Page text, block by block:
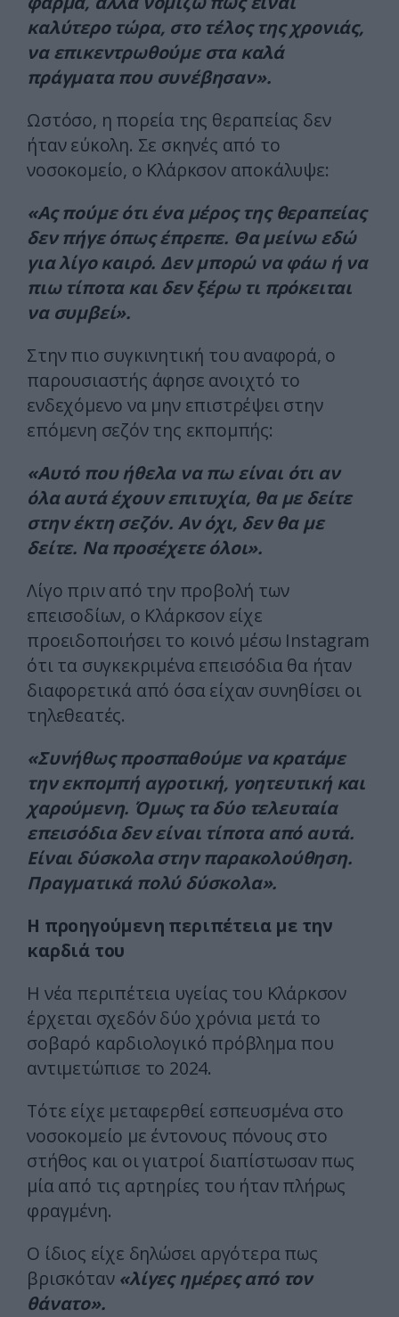
καλύτερο τώρα, στο τέλος της χρονιάς,
να επικεντρωθούμε στα καλά
πράγματα που συνέβησαν».
Ωστόσο, η πορεία της θεραπείας δεν
ήταν εύκολη. Σε σκηνές από το
νοσοκομείο, ο Κλάρκσον αποκάλυψε:
«Ας πούμε ότι ένα μέρος της θεραπείας
δεν πήγε όπως έπρεπε. Θα μείνω εδώ
για λίγο καιρό. Δεν μπορώ να φάω ή να
πιω τίποτα και δεν ξέρω τι πρόκειται
να συμβεί».
Στην πιο συγκινητική του αναφορά, ο
παρουσιαστής άφησε ανοιχτό το
ενδεχόμενο να μην επιστρέψει στην
επόμενη σεζόν της εκπομπής:
«Αυτό που ήθελα να πω είναι ότι αν
όλα αυτά έχουν επιτυχία, θα με δείτε
στην έκτη σεζόν. Αν όχι, δεν θα με
δείτε. Να προσέχετε όλοι».
Λίγο πριν από την προβολή των
επεισοδίων, ο Κλάρκσον είχε
προειδοποιήσει το κοινό μέσω Instagram
ότι τα συγκεκριμένα επεισόδια θα ήταν
διαφορετικά από όσα είχαν συνηθίσει οι
τηλεθεατές.
«Συνήθως προσπαθούμε να κρατάμε
την εκπομπή αγροτική, γοητευτική και
χαρούμενη. Όμως τα δύο τελευταία
επεισόδια δεν είναι τίποτα από αυτά.
Είναι δύσκολα στην παρακολούθηση.
Πραγματικά πολύ δύσκολα».
Η προηγούμενη περιπέτεια με την
καρδιά του
Η νέα περιπέτεια υγείας του Κλάρκσον
έρχεται σχεδόν δύο χρόνια μετά το
σοβαρό καρδιολογικό πρόβλημα που
αντιμετώπισε το 2024.
Τότε είχε μεταφερθεί εσπευσμένα στο
νοσοκομείο με έντονους πόνους στο
στήθος και οι γιατροί διαπίστωσαν πως
μία από τις αρτηρίες του ήταν πλήρως
φραγμένη.
Ο ίδιος είχε δηλώσει αργότερα πως
βρισκόταν «λίγες ημέρες από τον
θάνατο».